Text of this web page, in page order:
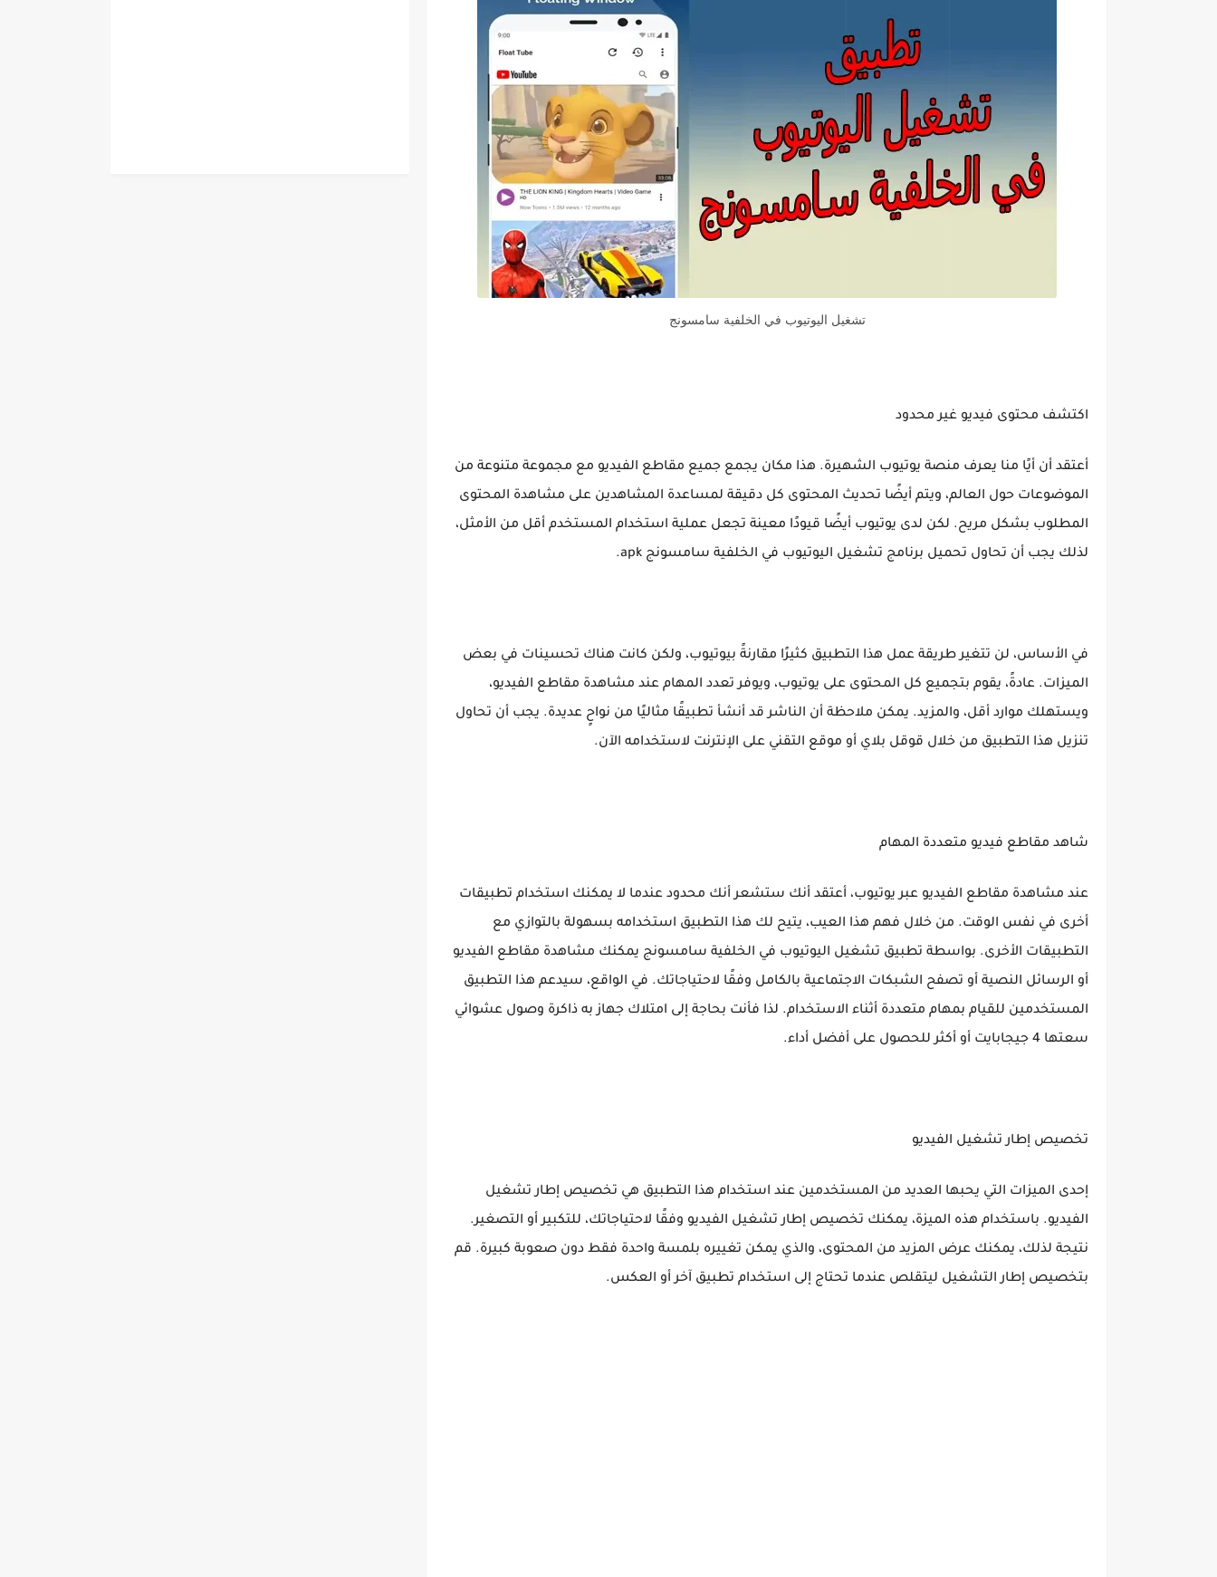
تشغيل اليوتيوب في الخلفية سامسونج
اكتشف محتوى فيديو غير محدود
أعتقد أن أيًا منا يعرف منصة يوتيوب الشهيرة. هذا مكان يجمع جميع مقاطع الفيديو مع مجموعة متنوعة من
الموضوعات حول العالم، ويتم أيضًا تحديث المحتوى كل دقيقة لمساعدة المشاهدين على مشاهدة المحتوى
المطلوب بشكل مريح. لكن لدى يوتيوب أيضًا قيودًا معينة تجعل عملية استخدام المستخدم أقل من الأمثل،
لذلك يجب أن تحاول تحميل برنامج تشغيل اليوتيوب في الخلفية سامسونج apk.
في الأساس، لن تتغير طريقة عمل هذا التطبيق كثيرًا مقارنةً بيوتيوب، ولكن كانت هناك تحسينات في بعض
الميزات. عادةً، يقوم بتجميع كل المحتوى على يوتيوب، ويوفر تعدد المهام عند مشاهدة مقاطع الفيديو،
ويستهلك موارد أقل، والمزيد. يمكن ملاحظة أن الناشر قد أنشأ تطبيقًا مثاليًا من نواحٍ عديدة. يجب أن تحاول
تنزيل هذا التطبيق من خلال قوقل بلاي أو موقع التقني على الإنترنت لاستخدامه الآن.
شاهد مقاطع فيديو متعددة المهام
عند مشاهدة مقاطع الفيديو عبر يوتيوب، أعتقد أنك ستشعر أنك محدود عندما لا يمكنك استخدام تطبيقات
أخرى في نفس الوقت. من خلال فهم هذا العيب، يتيح لك هذا التطبيق استخدامه بسهولة بالتوازي مع
التطبيقات الأخرى. بواسطة تطبيق تشغيل اليوتيوب في الخلفية سامسونج يمكنك مشاهدة مقاطع الفيديو
أو الرسائل النصية أو تصفح الشبكات الاجتماعية بالكامل وفقًا لاحتياجاتك. في الواقع، سيدعم هذا التطبيق
المستخدمين للقيام بمهام متعددة أثناء الاستخدام. لذا فأنت بحاجة إلى امتلاك جهاز به ذاكرة وصول عشوائي
سعتها 4 جيجابايت أو أكثر للحصول على أفضل أداء.
تخصيص إطار تشغيل الفيديو
إحدى الميزات التي يحبها العديد من المستخدمين عند استخدام هذا التطبيق هي تخصيص إطار تشغيل
الفيديو. باستخدام هذه الميزة، يمكنك تخصيص إطار تشغيل الفيديو وفقًا لاحتياجاتك، للتكبير أو التصغير.
نتيجة لذلك، يمكنك عرض المزيد من المحتوى، والذي يمكن تغييره بلمسة واحدة فقط دون صعوبة كبيرة. قم
بتخصيص إطار التشغيل ليتقلص عندما تحتاج إلى استخدام تطبيق آخر أو العكس.